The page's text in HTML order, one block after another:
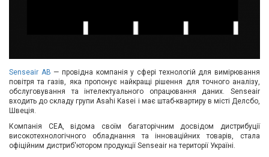
Вакансії
Вхід/
авторизація
Виробники
Senseair AB — провідна компанія у сфері технологій для вимірювання
повітря та газів, яка пропонує найкращі рішення для точного аналізу,
обслуговування та інтелектуального опрацювання даних. Senseair
входить до складу групи Asahi Kasei і має штаб-квартиру в місті Делсбо,
Швеція.
Компанія СЕА, відома своїм багаторічним досвідом дистрибуції
високотехнологічного обладнання та інноваційних товарів, стала
офіційним дистриб'ютором продукції Senseair на території Україні.